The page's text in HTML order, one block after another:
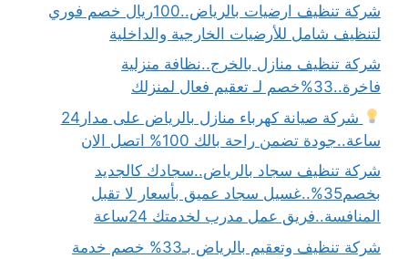
شركة تنظيف ارضيات بالرياض..100ريال خصم فوري
لتنظيف شامل للأرضيات الخارجية والداخلية
شركة تنظيف منازل بالخرج..نظافة منزلية
فاخرة..33%خصم لـ تعقيم فعال لمنزلك
شركة صيانة كهرباء منازل بالرياض على مدار24
ساعة..جودة تضمن راحة بالك 100% اتصل الان
شركة تنظيف سجاد بالرياض..سجادك كالجديد
بخصم35%..غسيل سجاد عميق بأسعار لا تقبل
المنافسة..فريق عمل مدرب لخدمتك 24ساعة
شركة تنظيف وتعقيم بالرياض بـ33% خصم خدمة